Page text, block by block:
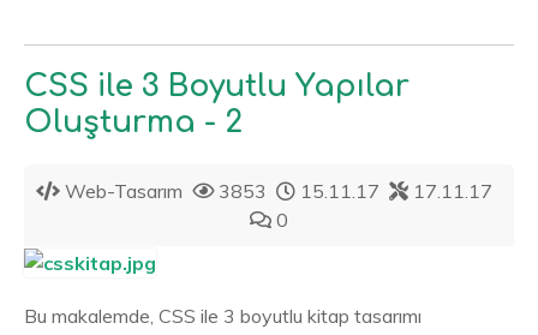
CSS ile 3 Boyutlu Yapılar
Oluşturma - 2
Web-Tasarım 3853 15.11.17
17.11.17
0
Bu makalemde, CSS ile 3 boyutlu kitap tasarımı